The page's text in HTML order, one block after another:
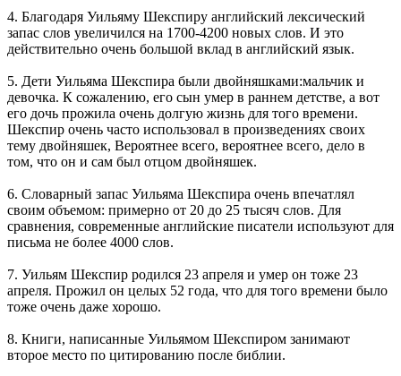
4. Благодаря Уильяму Шекспиру английский лексический
запас слов увеличился на 1700-4200 новых слов. И это
действительно очень большой вклад в английский язык.
5. Дети Уильяма Шекспира были двойняшками:мальчик и
девочка. К сожалению, его сын умер в раннем детстве, а вот
его дочь прожила очень долгую жизнь для того времени.
Шекспир очень часто использовал в произведениях своих
тему двойняшек, Вероятнее всего, вероятнее всего, дело в
том, что он и сам был отцом двойняшек.
6. Словарный запас Уильяма Шекспира очень впечатлял
своим объемом: примерно от 20 до 25 тысяч слов. Для
сравнения, современные английские писатели используют для
письма не более 4000 слов.
7. Уильям Шекспир родился 23 апреля и умер он тоже 23
апреля. Прожил он целых 52 года, что для того времени было
тоже очень даже хорошо.
8. Книги, написанные Уильямом Шекспиром занимают
второе место по цитированию после библии.